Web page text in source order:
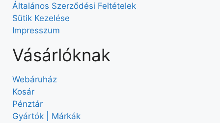
Általános Szerződési Feltételek
Sütik Kezelése
Impresszum
Vásárlóknak
Webáruház
Kosár
Pénztár
Gyártók | Márkák